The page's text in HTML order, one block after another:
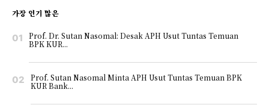
가장 인기 많은
Prof. Dr. Sutan Nasomal: Desak APH Usut Tuntas Temuan
BPK KUR...
Prof. Sutan Nasomal Minta APH Usut Tuntas Temuan BPK
KUR Bank...